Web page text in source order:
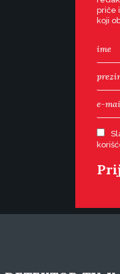
priče
koji